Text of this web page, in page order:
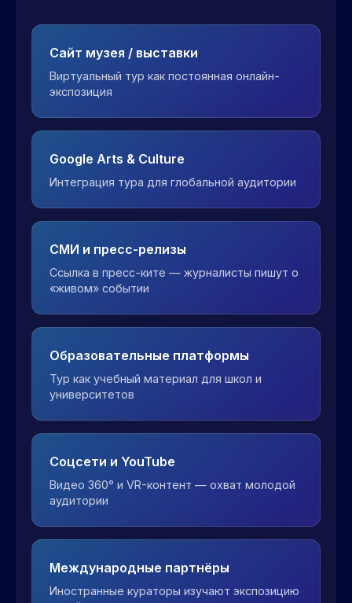
Сайт музея / выставки
Виртуальный тур как постоянная онлайн-
экспозиция
Google Arts & Culture
Интеграция тура для глобальной аудитории
СМИ и пресс-релизы
Ссылка в пресс-ките — журналисты пишут о
«живом» событии
Образовательные платформы
Тур как учебный материал для школ и
университетов
Соцсети и YouTube
Видео 360° и VR-контент — охват молодой
аудитории
Международные партнёры
Иностранные кураторы изучают экспозицию